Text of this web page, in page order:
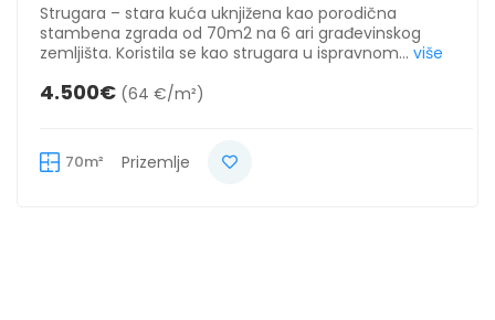
Strugara – stara kuća uknjižena kao porodična
stambena zgrada od 70m2 na 6 ari građevinskog
zemljišta. Koristila se kao strugara u ispravnom... više
4.500€ (64 €/m²)
70m² Prizemlje